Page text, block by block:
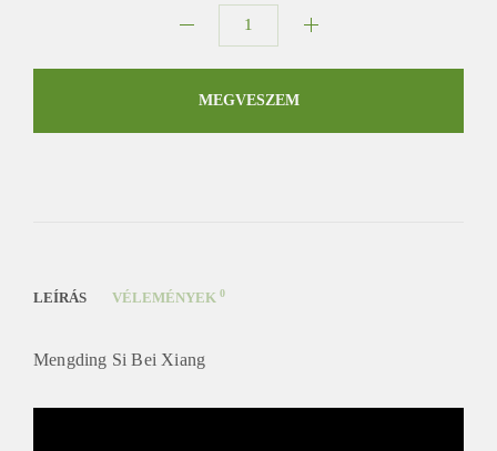
Si
mennyiség
MEGVESZEM
LEÍRÁS VÉLEMÉNYEK 0
Mengding Si Bei Xiang